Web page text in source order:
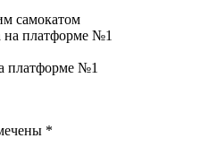
самокатом
платформе №1
*